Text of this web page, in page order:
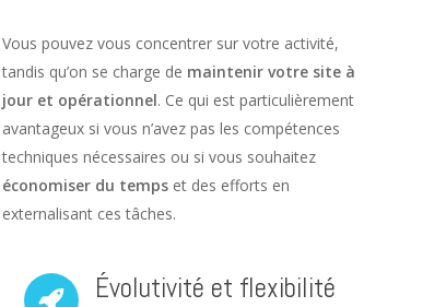
Vous pouvez vous concentrer sur votre activité,
tandis qu’on se charge de maintenir votre site à
jour et opérationnel. Ce qui est particulièrement
avantageux si vous n’avez pas les compétences
techniques nécessaires ou si vous souhaitez
économiser du tempset des efforts en
externalisant ces tâches.
Évolutivité et flexibilité